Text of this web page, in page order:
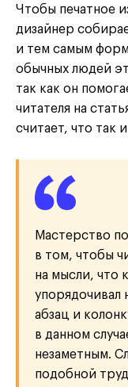
Чтобы печатное
дизайнер
и тем самым
обычных людей
так как он
читателя на
считает, что так
Мастерство
в том, чтобы
на мысли, что
упорядочивал
абзац и
в данном
незаметным.
подобной